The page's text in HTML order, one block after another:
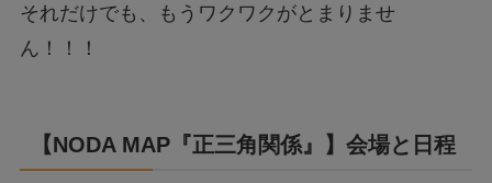
それだけでも、もうワクワクがとまりませ
ん！！！
【NODA MAP『正三角関係』】会場と日程